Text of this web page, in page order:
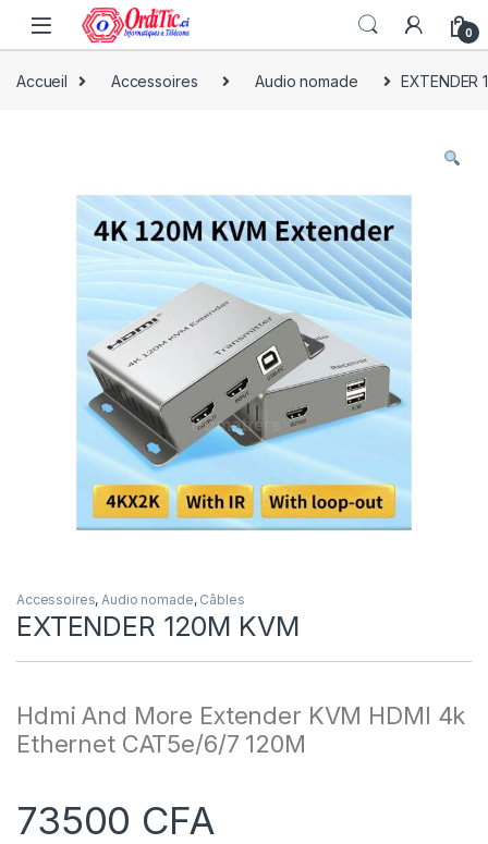
0
Accueil Accessoires Audio nomade EXTENDER
Accessoires, Audio nomade, Câbles
EXTENDER 120M KVM
Hdmi And More Extender KVM HDMI 4k
Ethernet CAT5e/6/7 120M
73500 CFA